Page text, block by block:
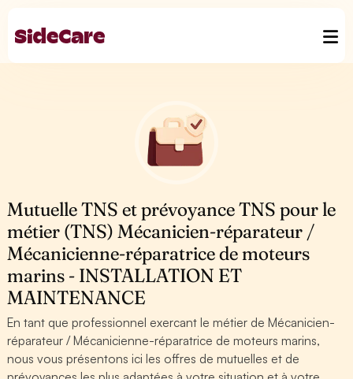
Mutuelle TNS et prévoyance TNS pour le
métier (TNS) Mécanicien-réparateur /
Mécanicienne-réparatrice de moteurs
marins - INSTALLATION ET
MAINTENANCE
En tant que professionnel exercant le métier de Mécanicien-
réparateur / Mécanicienne-réparatrice de moteurs marins,
nous vous présentons ici les offres de mutuelles et de